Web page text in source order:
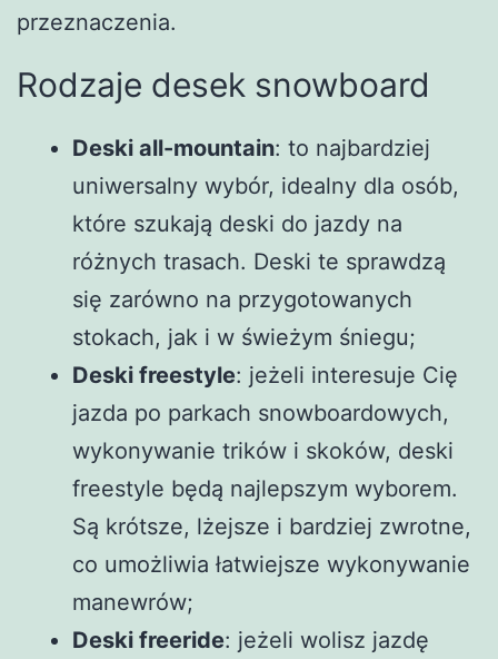
przeznaczenia.
Rodzaje desek snowboard
Deski all-mountain: to najbardziej
uniwersalny wybór, idealny dla osób,
które szukają deski do jazdy na
różnych trasach. Deski te sprawdzą
się zarówno na przygotowanych
stokach, jak i w świeżym śniegu;
Deski freestyle: jeżeli interesuje Cię
jazda po parkach snowboardowych,
wykonywanie trików i skoków, deski
freestyle będą najlepszym wyborem.
Są krótsze, lżejsze i bardziej zwrotne,
co umożliwia łatwiejsze wykonywanie
manewrów;
Deski freeride: jeżeli wolisz jazdę